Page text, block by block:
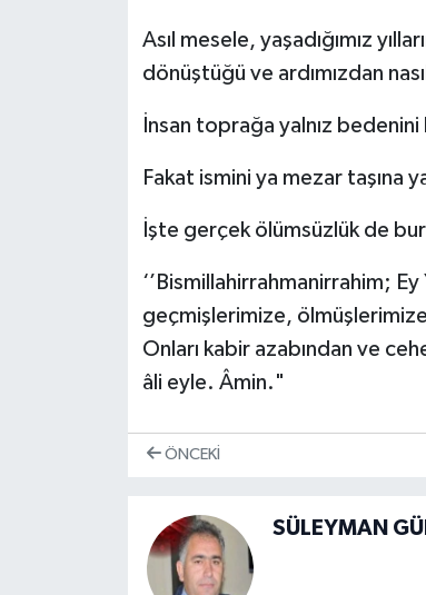
Asıl mesele, yaşadığımız
dönüştüğü ve ardımızdan
İnsan toprağa yalnız bedenini
Fakat ismini ya mezar taşına
İşte gerçek ölümsüzlük de
‘’Bismillahirrahmanirrahim;
geçmişlerimize,
Onları kabir azabından ve
âli eyle. Âmin."
ÖNCEKI
SÜLEYMAN